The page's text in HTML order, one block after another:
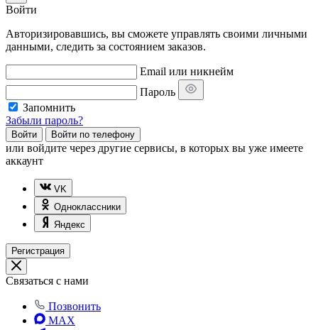
Войти
Авторизировавшись, вы сможете управлять своими личными
данными, следить за состоянием заказов.
Email или никнейм
Пароль
Запомнить
Забыли пароль?
Войти Войти по телефону
или войдите через другие сервисы, в которых вы уже имеете
аккаунт
VK
Одноклассники
Яндекс
Регистрация
Связаться с нами
Позвонить
MAX